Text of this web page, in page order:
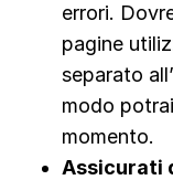
errori.
pagine
separato
modo
momento.
Assicurati